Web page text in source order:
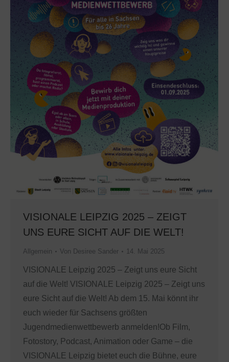
VISIONALE LEIPZIG 2025 – ZEIGT
UNS EURE SICHT AUF DIE WELT!
Allgemein Von Desiree Sander 14. Mai 2025
VISIONALE Leipzig 2025 – Zeigt uns eure Sicht
auf die Welt! VISIONALE Leipzig 2025 – Zeigt uns
eure Sicht auf die Welt! Ab dem 15. Mai könnt ihr
euch wieder für Sachsens größten
Jugendmedienwettbewerb anmelden!Ob Film,
Fotostory, Podcast, Animation oder Game – die
VISIONALE Leipzig bietet euch die Bühne, eure